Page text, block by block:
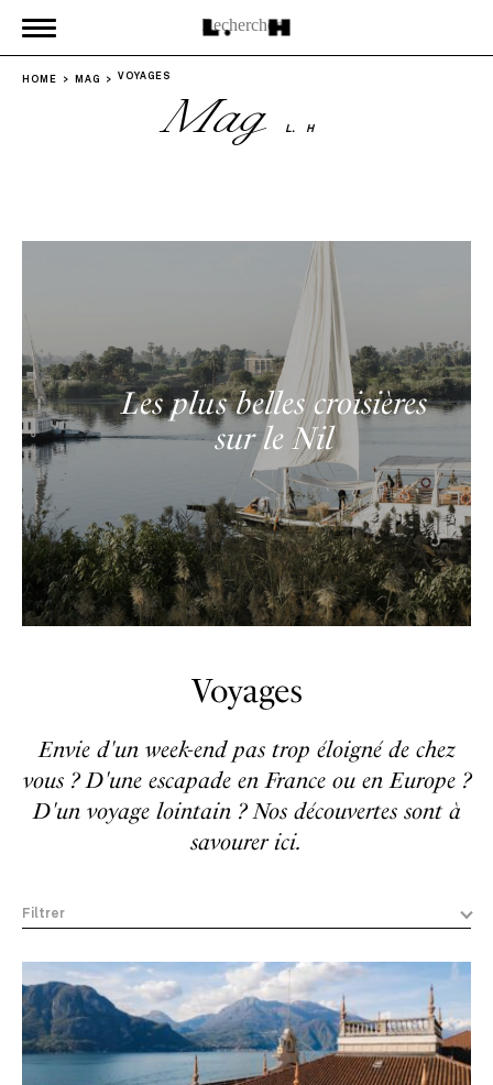
HOME MAG VOYAGES
Mag L. H
Les plus belles croisières
sur le Nil
Voyages
Envie d'un week-end pas trop éloigné de chez
vous ? D'une escapade en France ou en Europe ?
D'un voyage lointain ? Nos découvertes sont à
savourer ici.
Filtrer